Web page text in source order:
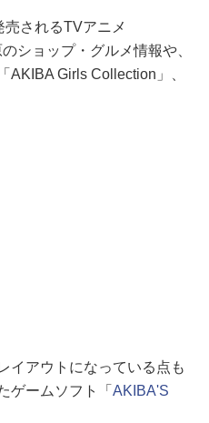
されるTVアニメ
ショップ・グルメ情報や、
Girls Collection」、
イアウトになっている点も
ゲームソフト「 AKIBA'S